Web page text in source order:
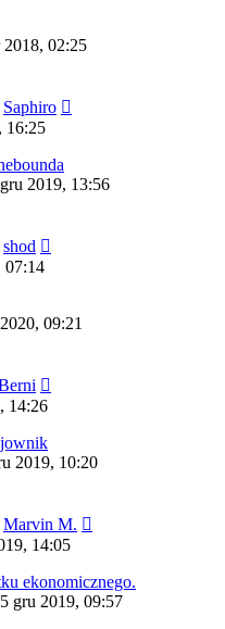
2018, 02:25
Saphiro
16:25
2019, 13:56
shod
07:14
09:21
14:26
2019, 10:20
Marvin M.
14:05
ekonomicznego.
gru 2019, 09:57